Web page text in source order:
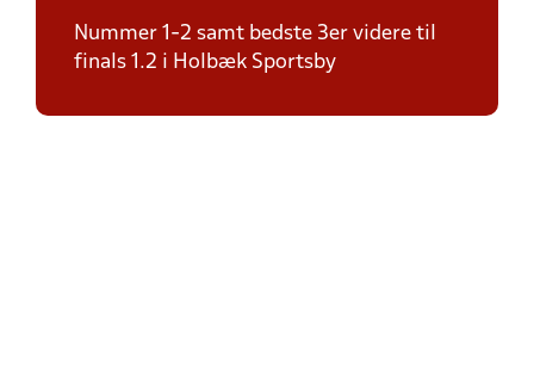
Nummer 1-2 samt bedste 3er videre til
finals 1.2 i Holbæk Sportsby